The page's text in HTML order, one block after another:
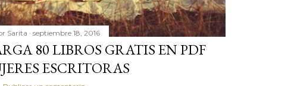
Sarita septiembre 18, 2016
80 LIBROS GRATIS EN PDF
ESCRITORAS